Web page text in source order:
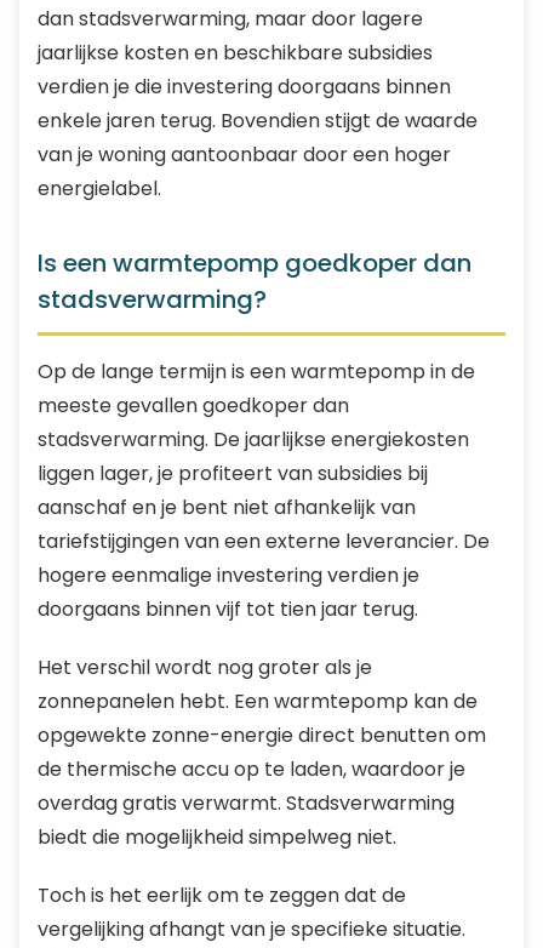
dan stadsverwarming, maar door lagere
jaarlijkse kosten en beschikbare subsidies
verdien je die investering doorgaans binnen
enkele jaren terug. Bovendien stijgt de waarde
van je woning aantoonbaar door een hoger
energielabel.
Is een warmtepomp goedkoper dan
stadsverwarming?
Op de lange termijn is een warmtepomp in de
meeste gevallen goedkoper dan
stadsverwarming. De jaarlijkse energiekosten
liggen lager, je profiteert van subsidies bij
aanschaf en je bent niet afhankelijk van
tariefstijgingen van een externe leverancier. De
hogere eenmalige investering verdien je
doorgaans binnen vijf tot tien jaar terug.
Het verschil wordt nog groter als je
zonnepanelen hebt. Een warmtepomp kan de
opgewekte zonne-energie direct benutten om
de thermische accu op te laden, waardoor je
overdag gratis verwarmt. Stadsverwarming
biedt die mogelijkheid simpelweg niet.
Toch is het eerlijk om te zeggen dat de
vergelijking afhangt van je specifieke situatie.